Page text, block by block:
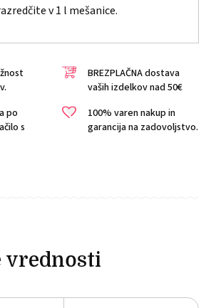
v 1 l mešanice.
BREZPLAČNA dostava
vaših izdelkov nad 50€
po
s
100% varen nakup in
garancija na zadovoljstvo.
vrednosti